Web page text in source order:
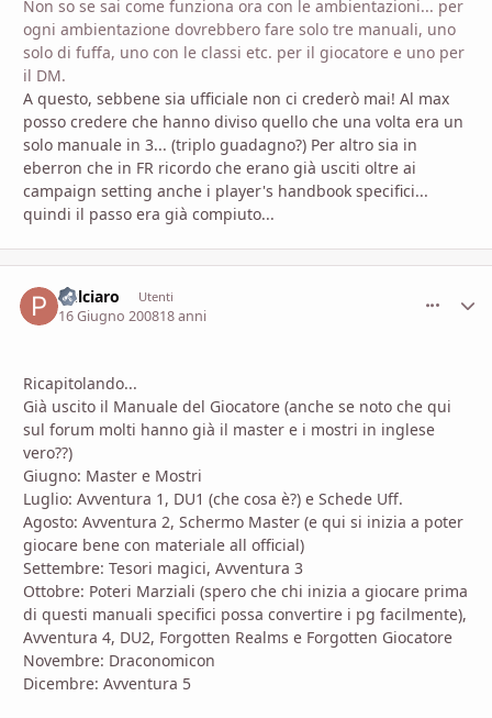
Non so se sai come funziona ora con le ambientazioni... per
ogni ambientazione dovrebbero fare solo tre manuali, uno
solo di fuffa, uno con le classi etc. per il giocatore e uno per
il DM.
A questo, sebbene sia ufficiale non ci crederò mai! Al max
posso credere che hanno diviso quello che una volta era un
solo manuale in 3... (triplo guadagno?) Per altro sia in
eberron che in FR ricordo che erano già usciti oltre ai
campaign setting anche i player's handbook specifici...
quindi il passo era già compiuto...
Pulciaro Utenti
16 Giugno 200818 anni
Ricapitolando...
Già uscito il Manuale del Giocatore (anche se noto che qui
sul forum molti hanno già il master e i mostri in inglese
vero??)
Giugno: Master e Mostri
Luglio: Avventura 1, DU1 (che cosa è?) e Schede Uff.
Agosto: Avventura 2, Schermo Master (e qui si inizia a poter
giocare bene con materiale all official)
Settembre: Tesori magici, Avventura 3
Ottobre: Poteri Marziali (spero che chi inizia a giocare prima
di questi manuali specifici possa convertire i pg facilmente),
Avventura 4, DU2, Forgotten Realms e Forgotten Giocatore
Novembre: Draconomicon
Dicembre: Avventura 5